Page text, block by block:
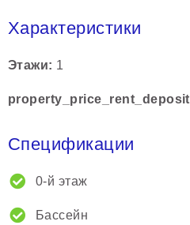
Характеристики
Этажи 1
property_price_rent_deposit
Спецификации
0-й этаж
Бассейн